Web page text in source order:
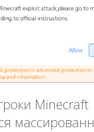
Minecraft